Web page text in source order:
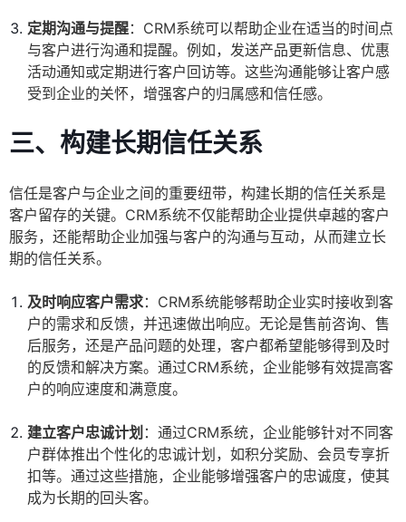
定期沟通与提醒：CRM系统可以帮助企业在适当的时间点
与客户进行沟通和提醒。例如，发送产品更新信息、优惠
活动通知或定期进行客户回访等。这些沟通能够让客户感
受到企业的关怀，增强客户的归属感和信任感。
三、构建长期信任关系
信任是客户与企业之间的重要纽带，构建长期的信任关系是
客户留存的关键。CRM系统不仅能帮助企业提供卓越的客户
服务，还能帮助企业加强与客户的沟通与互动，从而建立长
期的信任关系。
及时响应客户需求：CRM系统能够帮助企业实时接收到客
户的需求和反馈，并迅速做出响应。无论是售前咨询、售
后服务，还是产品问题的处理，客户都希望能够得到及时
的反馈和解决方案。通过CRM系统，企业能够有效提高客
户的响应速度和满意度。
建立客户忠诚计划 ：通过CRM系统，企业能够针对不同客
户群体推出个性化的忠诚计划，如积分奖励、会员专享折
扣等。通过这些措施，企业能够增强客户的忠诚度，使其
成为长期的回头客。